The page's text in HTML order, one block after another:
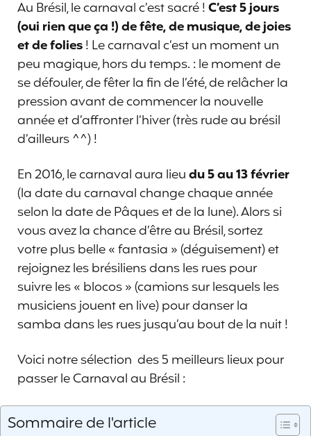
Au Brésil, le carnaval c’est sacré !C’est 5 jours
(oui rien que ça !) de fête, de musique, de joies
et de folies! Le carnaval c’est un moment un
peu magique, hors du temps. : le moment de
se défouler, de fêter la fin de l’été, de relâcher la
pression avant de commencer la nouvelle
année et d’affronter l’hiver (très rude au brésil
d’ailleurs ^^) !
En 2016, le carnaval aura lieudu 5 au 13 février
(la date du carnaval change chaque année
selon la date de Pâques et de la lune). Alors si
vous avez la chance d’être au Brésil, sortez
votre plus belle « fantasia » (déguisement) et
rejoignez les brésiliens dans les rues pour
suivre les « blocos » (camions sur lesquels les
musiciens jouent en live) pour danser la
samba dans les rues jusqu’au bout de la nuit !
Voici notre sélection des 5 meilleurs lieux pour
passer le Carnaval au Brésil :
Sommaire de l'article